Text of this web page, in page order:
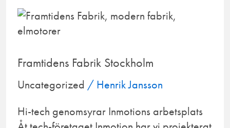
Framtidens Fabrik Stockholm
Uncategorized / Henrik Jansson
Hi-tech genomsyrar Inmotions arbetsplats
Framtidens
Fabrik